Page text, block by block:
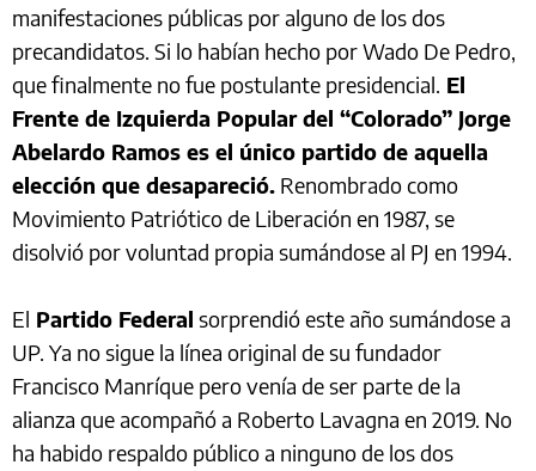
manifestaciones públicas por alguno de los dos
precandidatos. Si lo habían hecho por Wado De Pedro,
que finalmente no fue postulante presidencial. El
Frente de Izquierda Popular del “Colorado” Jorge
Abelardo Ramos es el único partido de aquella
elección que desapareció. Renombrado como
Movimiento Patriótico de Liberación en 1987, se
disolvió por voluntad propia sumándose al PJ en 1994.
El Partido Federal sorprendió este año sumándose a
UP. Ya no sigue la línea original de su fundador
Francisco Manríque pero venía de ser parte de la
alianza que acompañó a Roberto Lavagna en 2019. No
ha habido respaldo público a ninguno de los dos